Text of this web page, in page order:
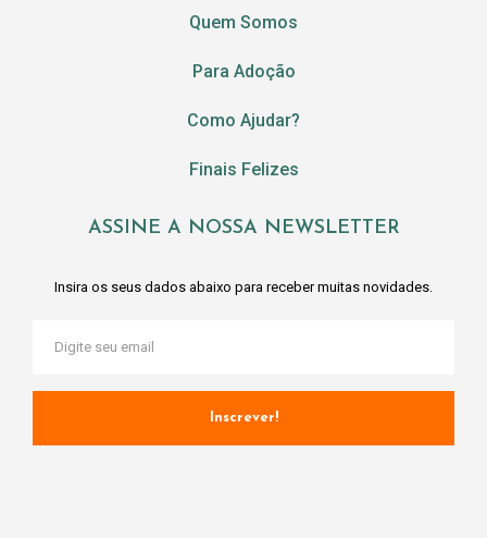
Quem Somos
Para Adoção
Como Ajudar?
Finais Felizes
ASSINE A NOSSA NEWSLETTER
Insira os seus dados abaixo para receber muitas novidades.
Inscrever!